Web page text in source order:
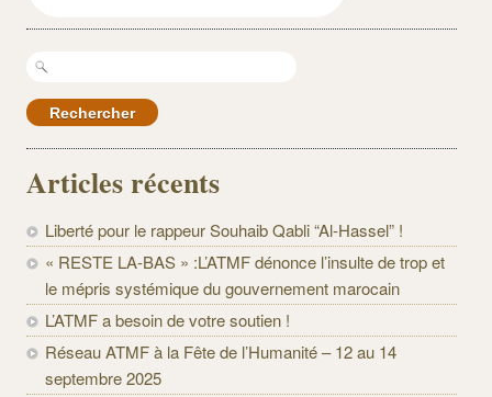
Rechercher :
Articles récents
Liberté pour le rappeur Souhaib Qabli “Al-Hassel” !
« RESTE LA-BAS » :L’ATMF dénonce l’insulte de trop et
le mépris systémique du gouvernement marocain
L’ATMF a besoin de votre soutien !
Réseau ATMF à la Fête de l’Humanité – 12 au 14
septembre 2025